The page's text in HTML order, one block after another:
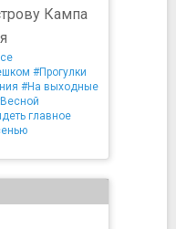
Кампа
#Прогулки
#На выходные
главное